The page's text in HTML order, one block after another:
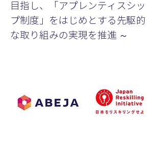
目指し、「アプレンティスシッ
プ制度」をはじめとする先駆的
な取り組みの実現を推進 ～